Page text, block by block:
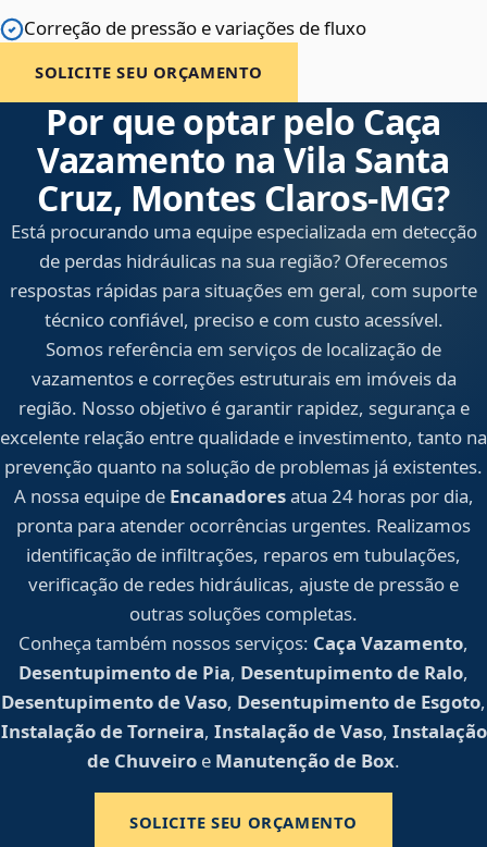
Correção de pressão e variações de fluxo
SOLICITE SEU ORÇAMENTO
Por que optar pelo Caça
Vazamento na Vila Santa
Cruz, Montes Claros‑MG?
Está procurando uma equipe especializada em detecção
de perdas hidráulicas na sua região? Oferecemos
respostas rápidas para situações em geral, com suporte
técnico confiável, preciso e com custo acessível.
Somos referência em serviços de localização de
vazamentos e correções estruturais em imóveis da
região. Nosso objetivo é garantir rapidez, segurança e
excelente relação entre qualidade e investimento, tanto na
prevenção quanto na solução de problemas já existentes.
A nossa equipe de Encanadoresatua 24 horas por dia,
pronta para atender ocorrências urgentes. Realizamos
identificação de infiltrações, reparos em tubulações,
verificação de redes hidráulicas, ajuste de pressão e
outras soluções completas.
Conheça também nossos serviços: Caça Vazamento,
Desentupimento de Pia, Desentupimento de Ralo,
Desentupimento de Vaso, Desentupimento de Esgoto,
Instalação de Torneira, Instalação de Vaso, Instalação
de Chuveiro e Manutenção de Box.
SOLICITE SEU ORÇAMENTO